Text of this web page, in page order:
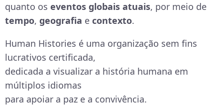
quanto os eventos globais atuais, por meio de
tempo, geografia e contexto.
Human Histories é uma organização sem fins
lucrativos certificada,
dedicada a visualizar a história humana em
múltiplos idiomas
para apoiar a paz e a convivência.